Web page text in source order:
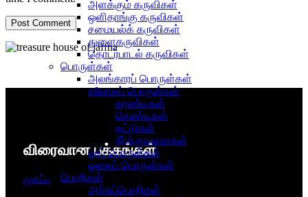
அளக்கும் கருவிகள்
ஒளிதாங்கு கருவிகள்
சமையல்க் கருவிகள்
துளைகருவிகள்
தொடர்பாடல் கருவிகள்
பொருள்கள்
அலங்காரப் பொருள்கள்
உலோகப் பொருள்கள்
கரண்டிகள்
கெண்டிகள்
தட்டுகள்
நீர்க்குவளைகள்
மரப் பொருள்கள்
ஓலைப் பொருள்கள்
பொறிகள்
அச்சுப்பொறிகள்
விரைவான பக்கங்கள்
முகப்பு